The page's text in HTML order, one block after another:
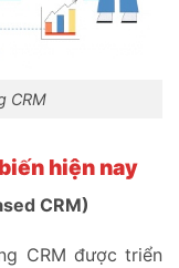
CRM
hiện nay
CRM)
CRM được triển